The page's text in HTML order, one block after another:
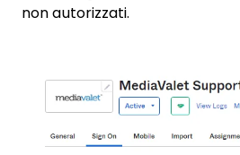
non autorizzati.